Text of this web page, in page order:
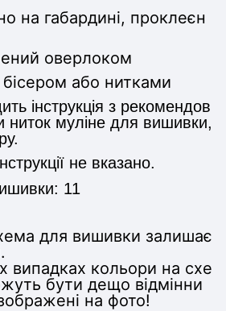
на габардині, проклеєн
оверлоком
або нитками
інструкція з рекомендов
муліне для вишивки,
не вказано.
11
для вишивки залишає
випадках кольори на схе
бути дещо відмінни
на фото!